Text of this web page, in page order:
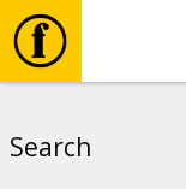
Search